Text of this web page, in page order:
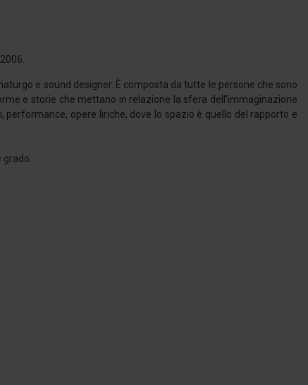
e sound designer. È composta da tutte le persone che sono
e storie che mettano in relazione la sfera dell'immaginazione
opere liriche, dove lo spazio è quello del rapporto e